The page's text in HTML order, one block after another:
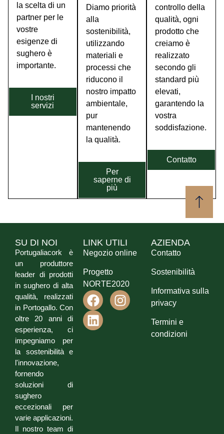
la scelta di un
partner per le
vostre
esigenze di
sughero è
importante.
I nostri
servizi
Diamo priorità
alla
sostenibilità,
utilizzando
materiali e
processi che
riducono il
nostro impatto
ambientale,
pur
mantenendo
la qualità.
Per
saperne di
più
controllo della
qualità, ogni
prodotto che
creiamo è
realizzato
secondo gli
standard più
elevati,
garantendo la
vostra
soddisfazione.
Contatto
SU DI NOI
Portugaliacork è
un produttore
leader di prodotti
in sughero di alta
qualità, realizzati
in Portogallo. Con
oltre 20 anni di
esperienza, ci
impegniamo per
la sostenibilità e
l'innovazione,
fornendo
soluzioni di
sughero
eccezionali per
varie applicazioni.
Il nostro team di
LINK UTILI
Negozio online
Progetto
NORTE2020
AZIENDA
Contatto
Sostenibilità
Informativa sulla
privacy
Termini e
condizioni